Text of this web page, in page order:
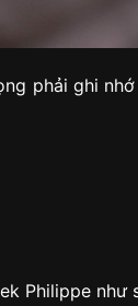
phải ghi
Philippe như